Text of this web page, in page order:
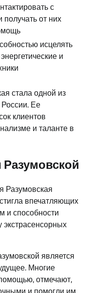
с
от них
исцелять
и
стала одной из
Ее
клиентов
и таланте в
Разумовская
впечатляющих
и способности
экстрасенсорных
является
Многие
отмечают,
и помогли им